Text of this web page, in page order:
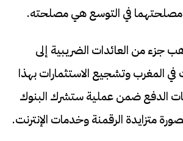
في التوسع هي مصلحته.
جزء من العائدات الضريبية إلى
في المغرب وتشجيع الاستثمارات بهذا
الدفع ضمن عملية ستشرك البنوك
متزايدة الرقمنة وخدمات الإنترنت.